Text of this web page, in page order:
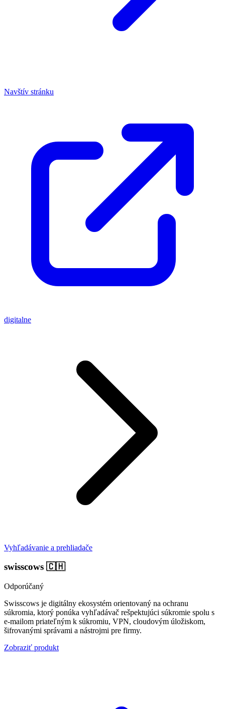
Navštív stránku
digitalne
Vyhľadávanie a prehliadače
swisscows 🇨🇭
Odporúčaný
Swisscows je digitálny ekosystém orientovaný na ochranu
súkromia, ktorý ponúka vyhľadávač rešpektujúci súkromie spolu s
e‑mailom priateľným k súkromiu, VPN, cloudovým úložiskom,
šifrovanými správami a nástrojmi pre firmy.
Zobraziť produkt